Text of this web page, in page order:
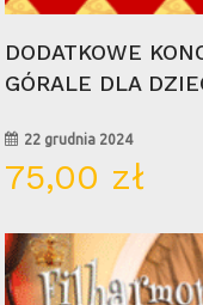
DODATKOWE
GÓRALE DLA
22 grudnia 2024
75,00 zł
11